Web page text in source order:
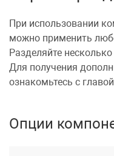
При использовании
можно применить
Разделяйте
Для получения
ознакомьтесь с главой
Опции